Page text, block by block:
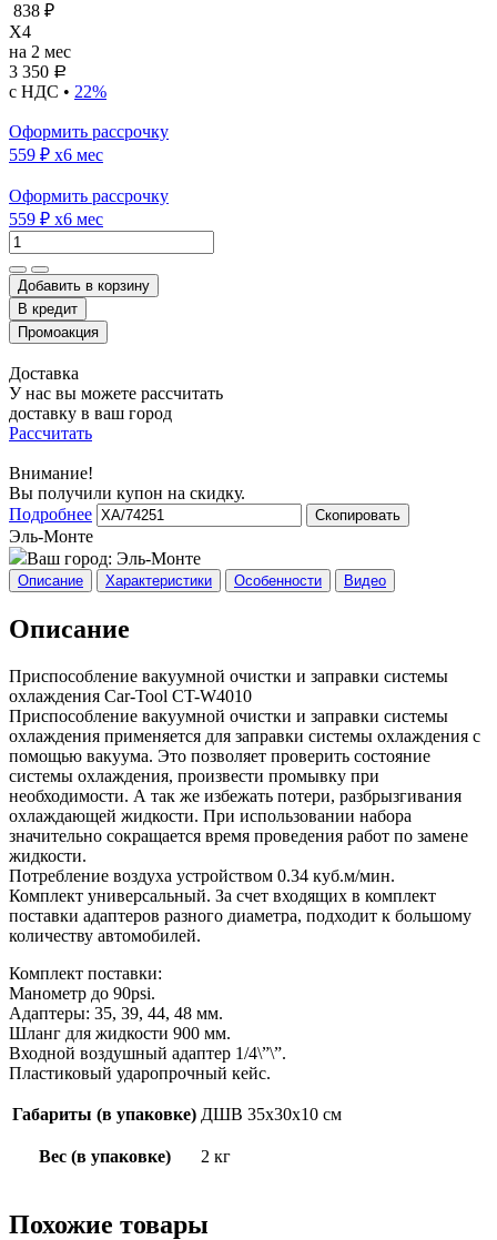
838 ₽
X4
на 2 мес
3 350 Р
с НДС • 22%
Оформить рассрочку
559 ₽ x6 мес
Оформить рассрочку
559 ₽ x6 мес
Добавить в корзину
Доставка
У нас вы можете рассчитать
доставку в ваш город
Рассчитать
Внимание!
Вы получили купон на скидку.
Подробнее
Скопировать
Эль-Монте
Ваш город: Эль-Монте
Описание Характеристики Особенности Видео
Описание
Приспособление вакуумной очистки и заправки системы
охлаждения Car-Tool CT-W4010
Приспособление вакуумной очистки и заправки системы
охлаждения применяется для заправки системы охлаждения с
помощью вакуума. Это позволяет проверить состояние
системы охлаждения, произвести промывку при
необходимости. А так же избежать потери, разбрызгивания
охлаждающей жидкости. При использовании набора
значительно сокращается время проведения работ по замене
жидкости.
Потребление воздуха устройством 0.34 куб.м/мин.
Комплект универсальный. За счет входящих в комплект
поставки адаптеров разного диаметра, подходит к большому
количеству автомобилей.
Комплект поставки:
Манометр до 90psi.
Адаптеры: 35, 39, 44, 48 мм.
Шланг для жидкости 900 мм.
Входной воздушный адаптер 1/4\”\”.
Пластиковый ударопрочный кейс.
Габариты (в упаковке) ДШВ 35х30х10 см
Вес (в упаковке) 2 кг
Похожие товары